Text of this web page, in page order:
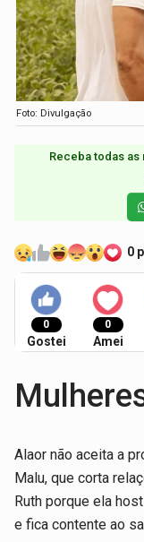
Foto: Divulgação
Receba todas as
0
0
Gostei
0
Amei
Alaor não aceita a
Malu, que corta
Ruth porque ela
e fica contente ao